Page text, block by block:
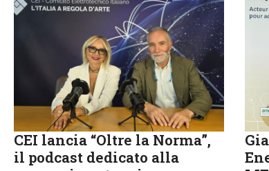
CEI lancia “Oltre la Norma”,
il podcast dedicato alla